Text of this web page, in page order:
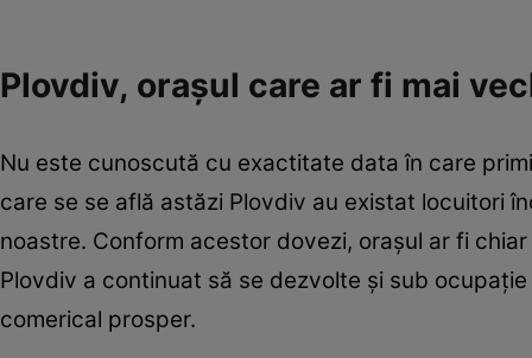
Plovdiv, orașul care ar fi mai
Nu este cunoscută cu exactitate data în care
care se se află astăzi Plovdiv au existat locuitori
noastre. Conform acestor dovezi, orașul ar fi
Plovdiv a continuat să se dezvolte și sub
comerical prosper.